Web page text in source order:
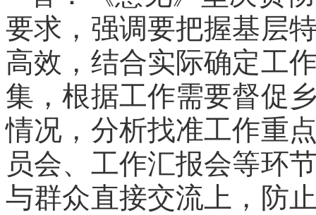
要求，强调要把握基层
高效，结合实际确定工
集，根据工作需要督促
情况，分析找准工作重
员会、工作汇报会等环
与群众直接交流上，防